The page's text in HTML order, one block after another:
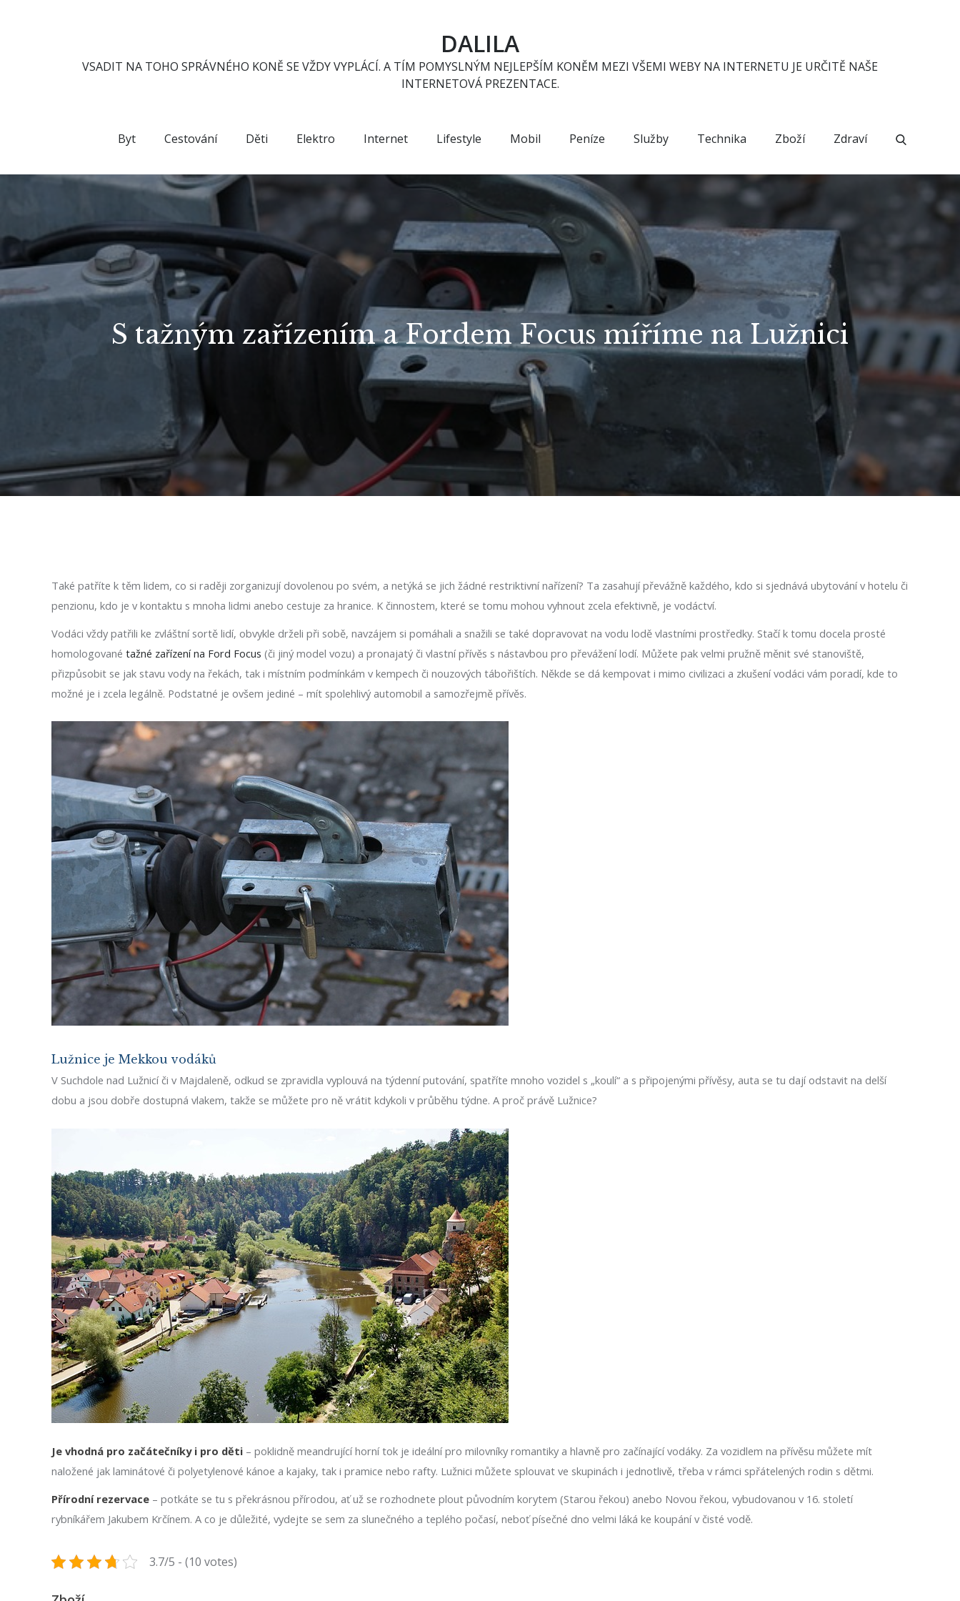
DALILA
VSADIT NA TOHO SPRÁVNÉHO KONĚ SE VŽDY VYPLÁCÍ. A TÍM POMYSLNÝM NEJLEPŠÍM KONĚM MEZI VŠEMI WEBY NA INTERNETU JE URČITĚ NAŠE
INTERNETOVÁ PREZENTACE.
Byt Cestování Děti Elektro Internet Lifestyle Mobil Peníze Služby Technika Zboží Zdraví
S tažným zařízením a Fordem Focus míříme na Lužnici
Také patříte k těm lidem, co si raději zorganizují dovolenou po svém, a netýká se jich žádné restriktivní nařízení? Ta zasahují převážně každého, kdo si sjednává ubytování v hotelu či
penzionu, kdo je v kontaktu s mnoha lidmi anebo cestuje za hranice. K činnostem, které se tomu mohou vyhnout zcela efektivně, je vodáctví.
Vodáci vždy patřili ke zvláštní sortě lidí, obvykle drželi při sobě, navzájem si pomáhali a snažili se také dopravovat na vodu lodě vlastními prostředky. Stačí k tomu docela prosté
homologované tažné zařízení na Ford Focus (či jiný model vozu) a pronajatý či vlastní přívěs s nástavbou pro převážení lodí. Můžete pak velmi pružně měnit své stanoviště,
přizpůsobit se jak stavu vody na řekách, tak i místním podmínkám v kempech či nouzových tábořištích. Někde se dá kempovat i mimo civilizaci a zkušení vodáci vám poradí, kde to
možné je i zcela legálně. Podstatné je ovšem jediné – mít spolehlivý automobil a samozřejmě přívěs.
Lužnice je Mekkou vodáků
V Suchdole nad Lužnicí či v Majdaleně, odkud se zpravidla vyplouvá na týdenní putování, spatříte mnoho vozidel s „koulí“ a s připojenými přívěsy, auta se tu dají odstavit na delší
dobu a jsou dobře dostupná vlakem, takže se můžete pro ně vrátit kdykoli v průběhu týdne. A proč právě Lužnice?
Je vhodná pro začátečníky i pro děti – poklidně meandrující horní tok je ideální pro milovníky romantiky a hlavně pro začínající vodáky. Za vozidlem na přívěsu můžete mít
naložené jak laminátové či polyetylenové kánoe a kajaky, tak i pramice nebo rafty. Lužnici můžete splouvat ve skupinách i jednotlivě, třeba v rámci spřátelených rodin s dětmi.
Přírodní rezervace – potkáte se tu s překrásnou přírodou, ať už se rozhodnete plout původním korytem (Starou řekou) anebo Novou řekou, vybudovanou v 16. století
rybníkářem Jakubem Krčínem. A co je důležité, vydejte se sem za slunečného a teplého počasí, neboť písečné dno velmi láká ke koupání v čisté vodě.
3.7/5 - (10 votes)